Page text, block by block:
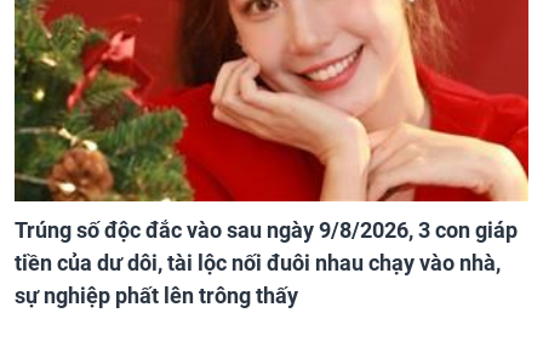
Trúng số độc đắc vào sau ngày 9/8/2026, 3 con giáp
tiền của dư dôi, tài lộc nối đuôi nhau chạy vào nhà,
sự nghiệp phất lên trông thấy